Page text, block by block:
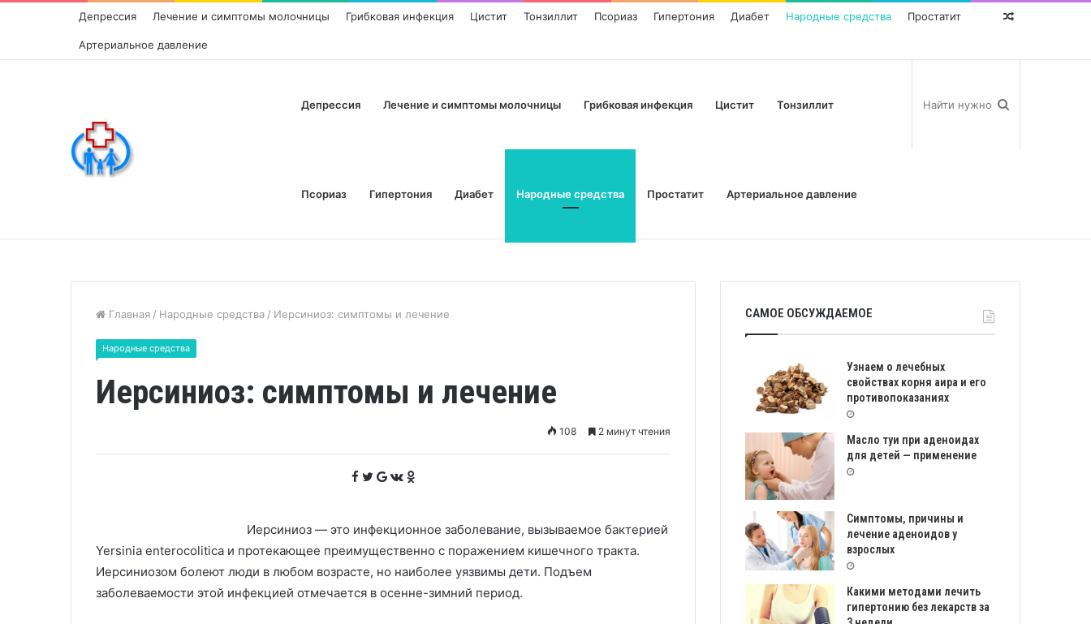
Депрессия Лечение и симптомы молочницы Грибковая инфекция Цистит Тонзиллит Псориаз Гипертония Диабет Народные средства Простатит
Артериальное давление
Random
Депрессия Лечение и симптомы молочницы Грибковая инфекция Цистит Тонзиллит
Псориаз Гипертония Диабет Народные средства Простатит Артериальное давление
Главная / Народные средства / Иерсиниоз: симптомы и лечение
Народные средства
Иерсиниоз: симптомы и лечение
108 2 минут чтения
F
a
k
T
w
G
o
V
K
t s
n
i
i
Иерсиниоз — это инфекционное заболевание, вызываемое бактерией
Yersinia enterocolitica и протекающее преимущественно с поражением кишечного тракта.
Иерсиниозом болеют люди в любом возрасте, но наиболее уязвимы дети. Подъем
заболеваемости этой инфекцией отмечается в осенне-зимний период.
САМОЕ ОБСУЖДАЕМОЕ
Узнаем о лечебных
свойствах корня аира и его
противопоказаниях
Масло туи при аденоидах
для детей — применение
Симптомы, причины и
лечение аденоидов у
взрослых
Какими методами лечить
гипертонию без лекарств за